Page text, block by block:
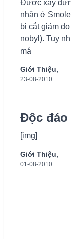
Được xây
nhân ở
bị cắt giảm
nobyl). Tuy
má
Giới Thiệu,
23-08-2010
Độc
[img]
Giới Thiệu,
01-08-2010